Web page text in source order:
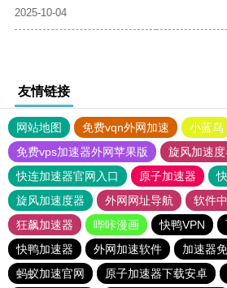
2025-10-04
友情链接
网站地图 免费vqn外网加速
小蓝鸟
免费vps加速器外网苹果版
旋风加速度
快连加速器官网入口
原子加速器
旋风加速度器
外网网址导航 软件
狂飙加速器
哔咔漫画 快鸭VPN
快鸭加速器
外网加速软件
加速器
蚂蚁加速官网
原子加速器下载安卓